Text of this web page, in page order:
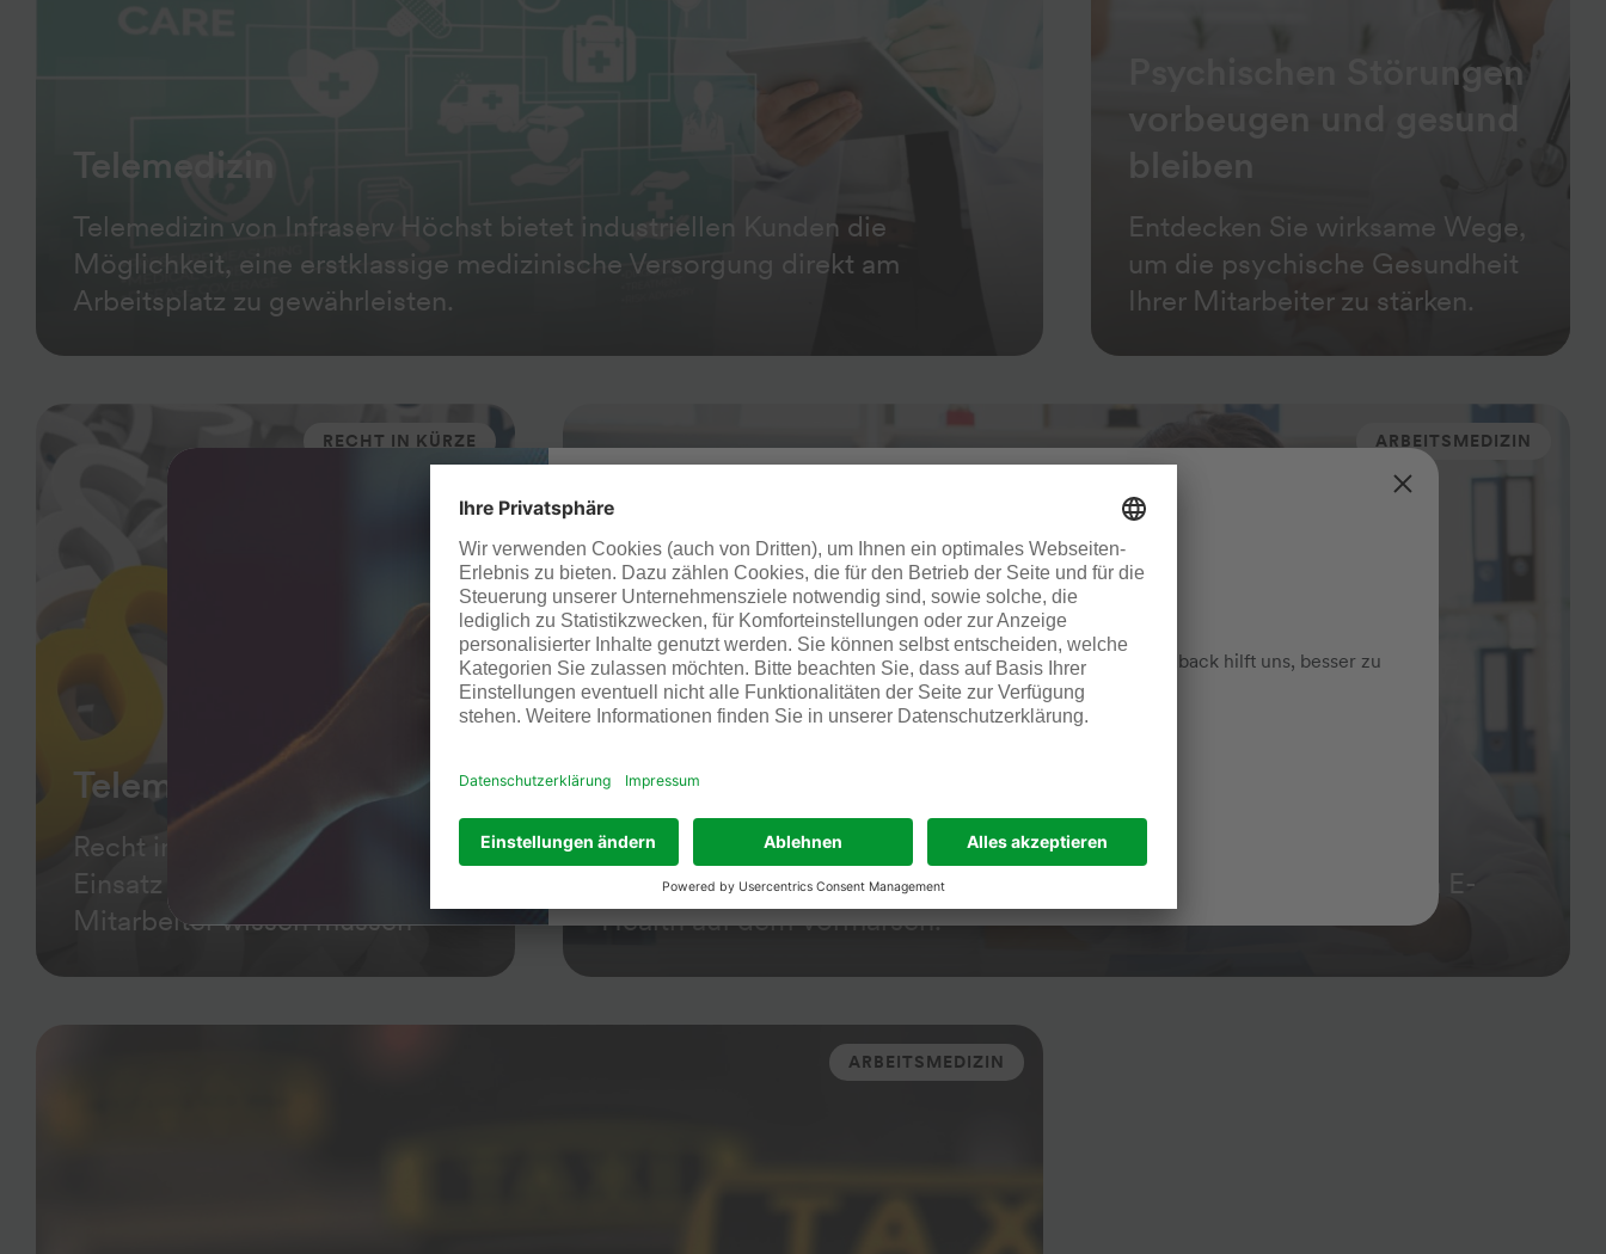
Telemedizin
Telemedizin von Infraserv Höchst bietet industriellen Kunden die
Möglichkeit, eine erstklassige medizinische Versorgung direkt am
Arbeitsplatz zu gewährleisten.
Psychischen Störungen
vorbeugen und gesund
bleiben
Entdecken Sie wirksame Wege,
um die psychische Gesundheit
Ihrer Mitarbeiter zu stärken.
RECHT IN KÜRZE
Telemedizin
Recht in Kürze: Was Sie beim
Einsatz von Telemedizin für Ihre
Mitarbeiter wissen müssen
ARBEITSMEDIZIN
Psychische Gesundheit im Fokus
Die Kombination von klassischer Arbeitsmedizin und ergänzendem E-
Health auf dem Vormarsch.
ARBEITSMEDIZIN
Ihre Meinung zählt!
Teilen Sie uns in nur 1 Minute Ihr Feedback zur Website mit. Ihr Feedback hilft uns, besser zu
werden!
Feedback geben